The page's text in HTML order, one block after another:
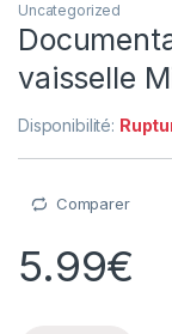
Uncategorized
vaisselle
Disponibilité:
Comparer
5.99€